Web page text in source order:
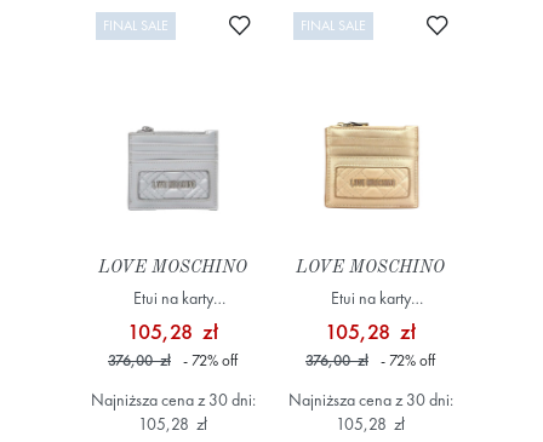
FINAL SALE Dodaj do ulubionych
LOVE MOSCHINO
Etui na karty
JC5685PP1HLA0902
Szary/Srebrny
105,28 zł
376,00 zł - 72%off
Najniższa cena z 30 dni:
105,28 zł
FINAL SALE Dodaj do
LOVE MOSCHINO
Etui na karty
JC5685PP1HLA0901
Żółty/Złoty
105,28 zł
376,00 zł - 72%off
Najniższa cena z 30 dni:
105,28 zł